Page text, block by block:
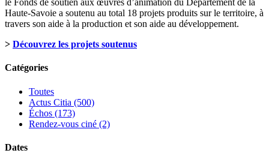
le Fonds de soutien aux œuvres d’animation du Département de la
Haute-Savoie a soutenu au total 18 projets produits sur le territoire, à
travers son aide à la production et son aide au développement.
> Découvrez les projets soutenus
Catégories
Toutes
Actus Citia (500)
Échos (173)
Rendez-vous ciné (2)
Dates